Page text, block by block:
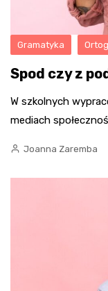
Gramatyka
Spod czy z
W szkolnych
mediach
Joanna Zaremba